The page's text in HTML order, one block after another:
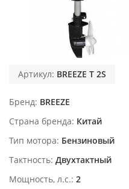
Артикул: BREEZE T 2S
Бренд BREEZE
Страна бренда Китай
Тип мотора Бензиновый
Тактность Двухтактный
Мощность, л.с. 2